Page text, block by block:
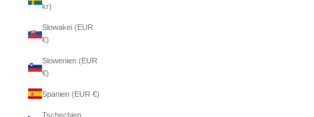
kr)
Slowakei (EUR
€)
Slowenien (EUR
€)
Spanien (EUR €)
Tschechien